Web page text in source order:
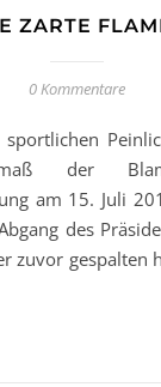
ZARTE
0 Kommentare
der
am 15. Juli
des
zuvor gespalten